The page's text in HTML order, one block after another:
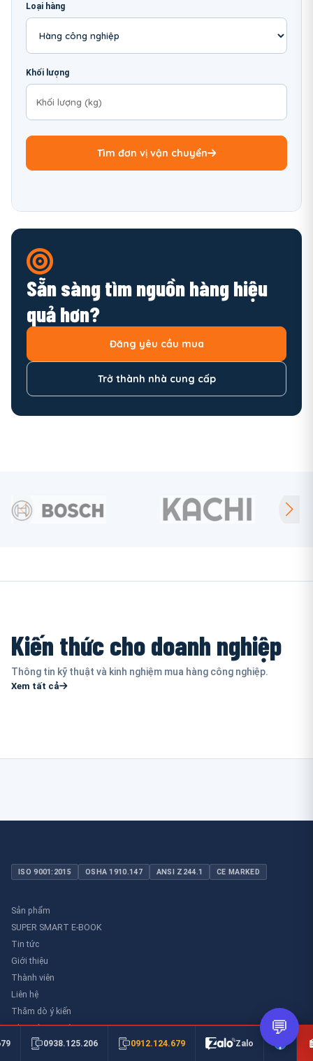
Loại hàng
Khối lượng
Tìm đơn vị vận chuyển
Sẵn sàng tìm nguồn hàng hiệu
quả hơn?
Đăng yêu cầu mua
Trở thành nhà cung cấp
Kiến thức cho doanh nghiệp
Thông tin kỹ thuật và kinh nghiệm mua hàng công nghiệp.
Xem tất cả
ISO 9001:2015 OSHA 1910.147 ANSI Z244.1 CE MARKED
Sản phẩm
SUPER SMART E-BOOK
Tin tức
Giới thiệu
Thành viên
Liên hệ
Thăm dò ý kiến
Thư viên an toàn
0938.125.206 0912.124.679 Zalo
💬